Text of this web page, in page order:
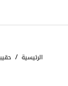
الرئيسية /